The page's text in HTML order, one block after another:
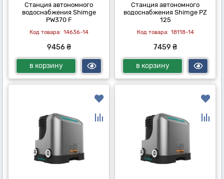
Станция автономного
водоснабжения Shimge
PW370 F
14636-14
9456 ₴
в корзину
Станция автономного
водоснабжения Shimge PZ
125
18118-14
7459 ₴
в корзину